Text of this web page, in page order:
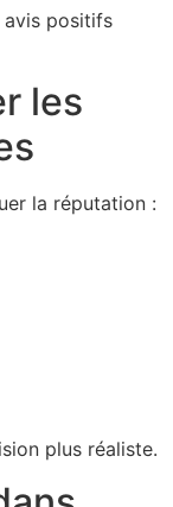
avis positifs
les
la réputation :
plus réaliste.